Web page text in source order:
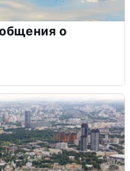
о